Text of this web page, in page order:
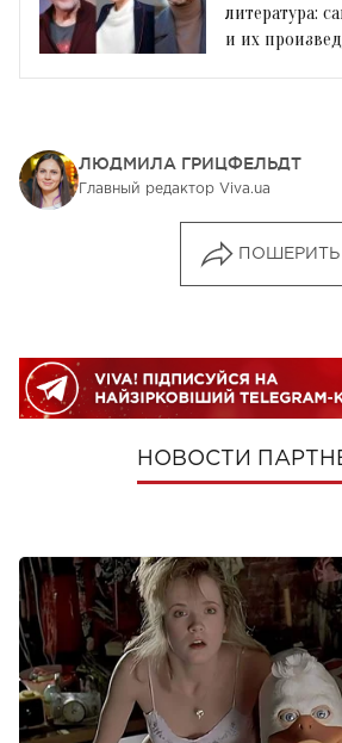
литература:
и их
ЛЮДМИЛА ГРИЦФЕЛЬДТ
Главный редактор Viva.ua
ПОШЕРИТЬ
НОВОСТИ